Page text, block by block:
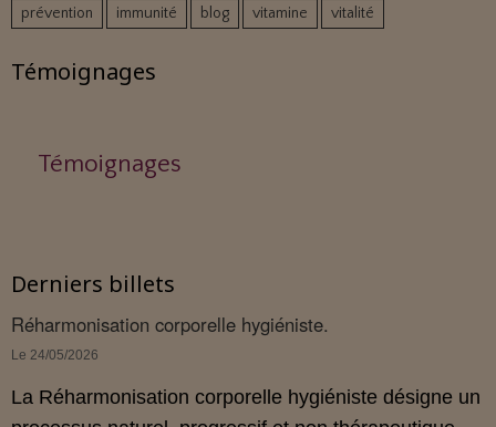
prévention
immunité blog vitamine vitalité
Témoignages
Témoignages
Derniers billets
Réharmonisation corporelle hygiéniste.
Le 24/05/2026
La Réharmonisation corporelle hygiéniste désigne un